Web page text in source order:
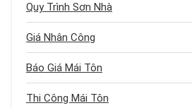
Quy Trình Sơn Nhà
Giá Nhân Công
Báo Giá Mái Tôn
Thi Công Mái Tôn